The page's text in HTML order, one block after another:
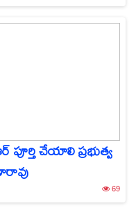
చేయాలి ప్రభుత్వ
69